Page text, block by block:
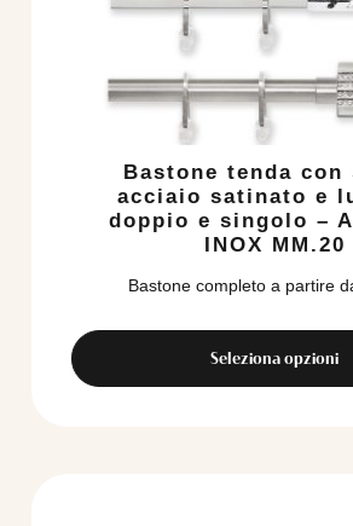
Bastone tenda con
acciaio satinato e
doppio e singolo –
INOX MM.20
Bastone completo a partire
Seleziona opzioni